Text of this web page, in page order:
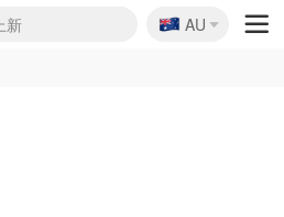
折
汇总
拍起
1折
板价
折
$29
票6折
香薰
起
折$881
日达
$529
礼华
折8折
礼
赠礼
妆套装
🇦🇺
AU